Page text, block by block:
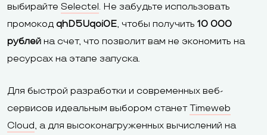
выбирайте Selectel. Не забудьте использовать
промокод qhD5Uqoi0E, чтобы получить 10 000
рублей на счет, что позволит вам не экономить на
ресурсах на этапе запуска.
Для быстрой разработки и современных веб-
сервисов идеальным выбором станетTimeweb
Cloud, а для высоконагруженных вычислений на